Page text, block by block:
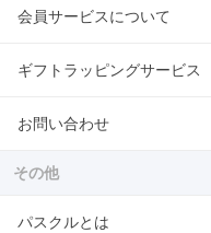
会員サービスについて
ギフトラッピングサービス
お問い合わせ
その他
パスクルとは